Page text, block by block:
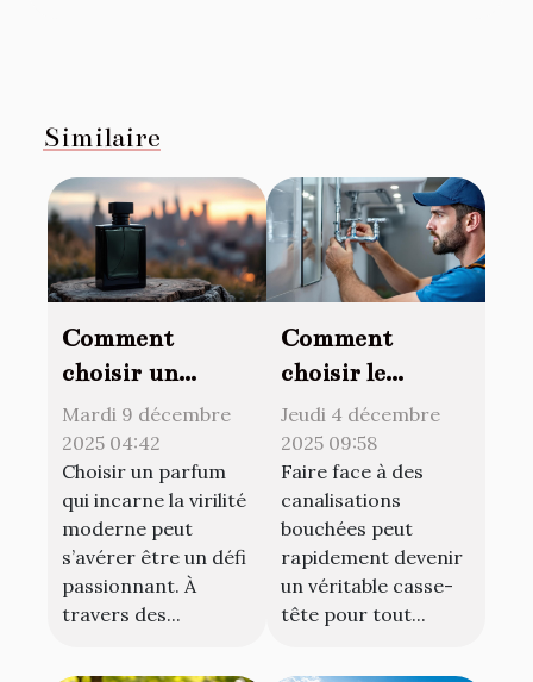
Similaire
Comment
choisir un
parfum qui
reflète la virilité
moderne ?
Mardi 9 décembre
2025 04:42
Choisir un parfum
qui incarne la virilité
moderne peut
s’avérer être un défi
passionnant. À
travers des...
Comment
choisir le
meilleur service
de débouchage
pour vos
canalisations ?
Jeudi 4 décembre
2025 09:58
Faire face à des
canalisations
bouchées peut
rapidement devenir
un véritable casse-
tête pour tout...